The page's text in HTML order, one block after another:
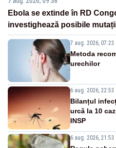
Ebola se extinde în RD
investighează posibile
7 aug. 2026, 07:23
Metoda
urechilor
6 aug. 2026, 22:53
Bilanțul
urcă la 10
INSP
6 aug. 2026, 21:53